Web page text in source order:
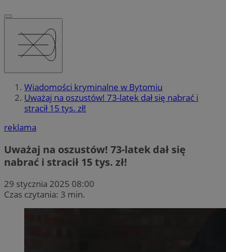
Wiadomości kryminalne w Bytomiu
Uważaj na oszustów! 73-latek dał się nabrać i
stracił 15 tys. zł!
reklama
Uważaj na oszustów! 73-latek dał się
nabrać i stracił 15 tys. zł!
29 stycznia 2025 08:00
Czas czytania: 3 min.